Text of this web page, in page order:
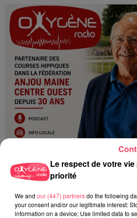
24 juillet 2026
PODCAST AMCO : JEAN-CLAUDE
COURSES SONT...
Le respect de votre
priorité
We and our (447) partnersdo the following
your consent and/or our legitimate interest:
information on a device; Use limited data to